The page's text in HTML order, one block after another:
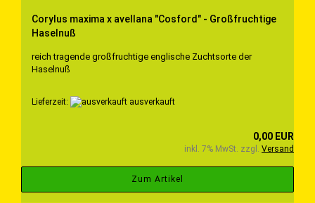
Corylus maxima x avellana "Cosford" - Großfruchtige
Haselnuß
reich tragende großfruchtige englische Zuchtsorte der
Haselnuß
Lieferzeit: ausverkauft
0,00 EUR
inkl. 7% MwSt. zzgl. Versand
Zum Artikel